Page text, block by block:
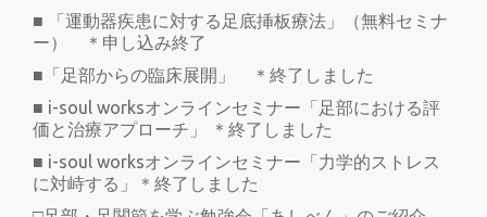
■ 「運動器疾患に対する足底挿板療法」（無料セミナ
ー） ＊申し込み終了
■「足部からの臨床展開」 ＊終了しました
■ i-soul worksオンラインセミナー「足部における評
価と治療アプローチ」 ＊終了しました
■ i-soul worksオンラインセミナー「力学的ストレス
に対峙する」＊終了しました